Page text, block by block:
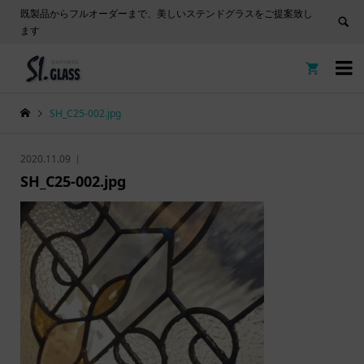
既製品からフルオーダーまで、美しいステンドグラスをご提案致し
ます


SH_C25-002.jpg
2020.11.09
SH_C25-002.jpg